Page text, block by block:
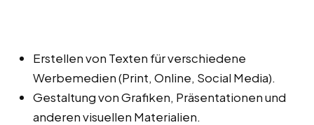
Erstellen von Texten für verschiedene
Werbemedien (Print, Online, Social Media).
Gestaltung von Grafiken, Präsentationen und
anderen visuellen Materialien.